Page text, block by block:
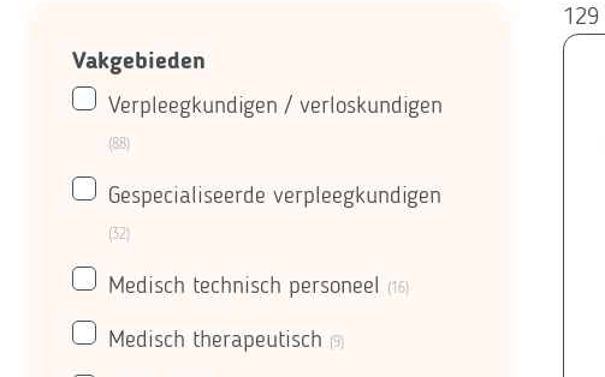
Vakgebieden
Verpleegkundigen / verloskundigen
(88)
Gespecialiseerde verpleegkundigen
(32)
Medisch technisch personeel (16)
Medisch therapeutisch (9)
129